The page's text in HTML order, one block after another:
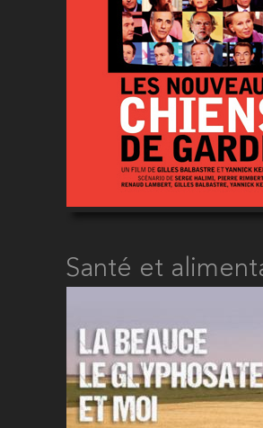
Santé et